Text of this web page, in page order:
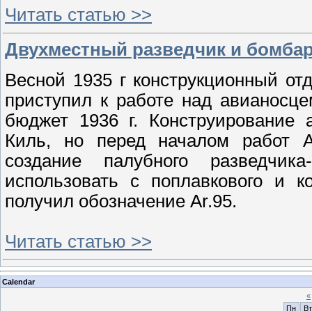
Читать статью >>
Двухместный разведчик и
Весной 1935 г конструкционный
приступил к работе над
бюджет 1936 г.
Киль, но перед началом работ
создание палубного
использовать с поплавкового и
получил обозначение Аr.95.
Читать статью >>
Calendar
«
Пн
Вт